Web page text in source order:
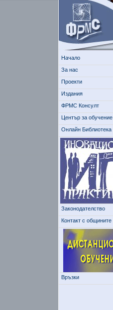
Начало
За нас
Проекти
Издания
ФРМС Консулт
Център за обучение
Онлайн Библиотека
Законодателство
Контакт с общините
Връзки